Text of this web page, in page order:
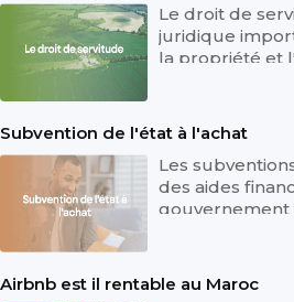
Le droit de
juridique
la propriété et
Subvention de l'état à l'achat
Les
des aides
gouvernement
Airbnb est il rentable au Maroc